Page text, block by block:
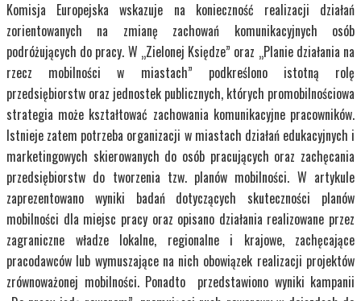
Komisja Europejska wskazuje na konieczność realizacji działań
zorientowanych na zmianę zachowań komunikacyjnych osób
podróżujących do pracy. W „Zielonej Księdze” oraz „Planie działania na
rzecz mobilności w miastach” podkreślono istotną rolę
przedsiębiorstw oraz jednostek publicznych, których promobilnościowa
strategia może kształtować zachowania komunikacyjne pracowników.
Istnieje zatem potrzeba organizacji w miastach działań edukacyjnych i
marketingowych skierowanych do osób pracujących oraz zachęcania
przedsiębiorstw do tworzenia tzw. planów mobilności. W artykule
zaprezentowano wyniki badań dotyczących skuteczności planów
mobilności dla miejsc pracy oraz opisano działania realizowane przez
zagraniczne władze lokalne, regionalne i krajowe, zachęcające
pracodawców lub wymuszające na nich obowiązek realizacji projektów
zrównoważonej mobilności. Ponadto przedstawiono wyniki kampanii